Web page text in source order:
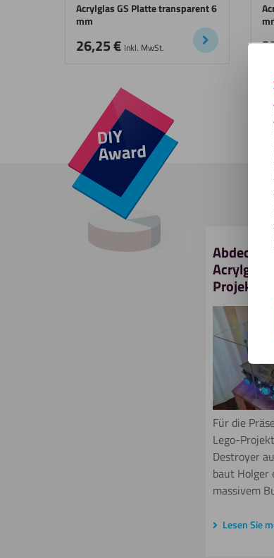
Acrylglas GS Platte transparent 6
mm
26,25€ Inkl. MwSt.
Acrylglas
Projekt
Für die
Lego-
Destroyer
baut Holger
massivem
Lesen Sie